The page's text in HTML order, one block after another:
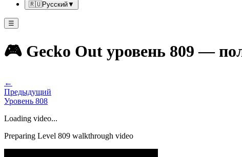
🇷🇺Русский▼
☰
🎮 Gecko Out уровень 809 —
←
Предыдущий
Уровень 808
Loading video...
Preparing Level 809 walkthrough video